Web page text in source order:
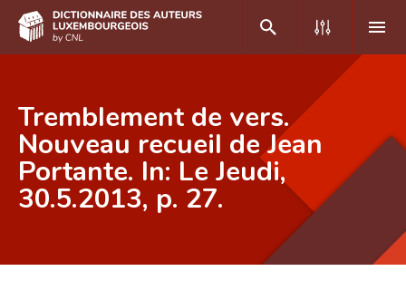
DE FR
Accueil
Auteur(e)s A-Z
Tremblement de vers.
Nouveau recueil de Jean
Portante. In: Le Jeudi,
30.5.2013, p. 27.